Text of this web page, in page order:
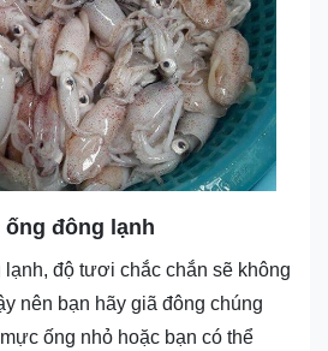
đông lạnh
độ tươi chắc chắn sẽ không
nên bạn hãy giã đông chúng
ống nhỏ hoặc bạn có thể